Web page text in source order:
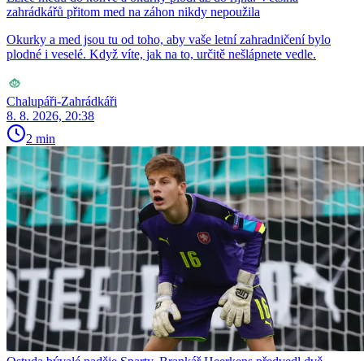
zahrádkářů přitom med na záhon nikdy nepoužila
Okurky a med jsou tu od toho, aby vaše letní zahradničení bylo
plodné i veselé. Když víte, jak na to, určitě nešlápnete vedle.
Chalupáři-Zahrádkáři
8. 8. 2026, 20:38
2 min